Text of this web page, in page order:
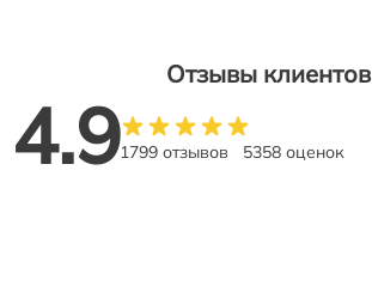
Отзывы клиентов
4.91799 отзывов 5358 оценок